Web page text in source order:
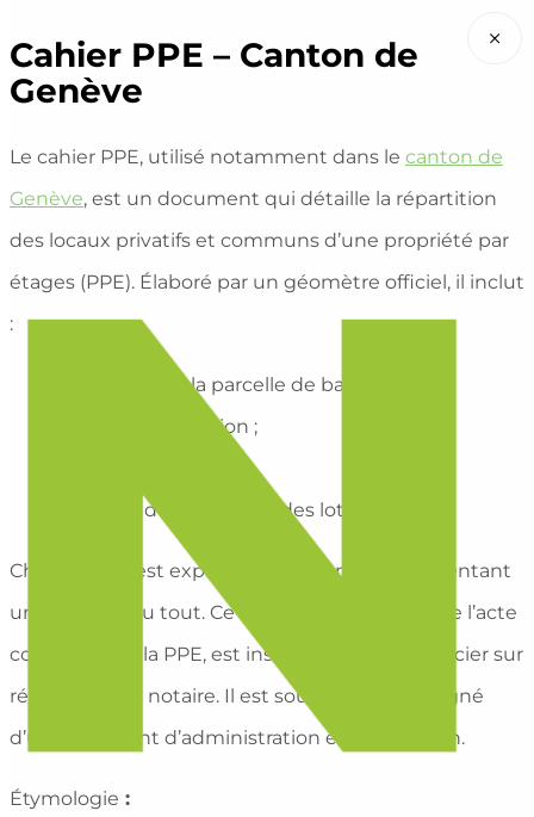
Cahier PPE – Canton de
Genève
Le cahier PPE, utilisé notamment dans le canton de
Genève, est un document qui détaille la répartition
des locaux privatifs et communs d’une propriété par
étages (PPE). Élaboré par un géomètre officiel, il inclut
:
le numéro de la parcelle de base ;
un plan de situation ;
le plan du bâtiment ;
les plans de répartition des lots de la PPE.
Chaque lot y est exprimé en millièmes, représentant
une fraction du tout. Ce cahier, accompagné de l’acte
constitutif de la PPE, est inscrit au Registre foncier sur
réquisition du notaire. Il est souvent accompagné
d’un règlement d’administration et d’utilisation.
Étymologie :
×